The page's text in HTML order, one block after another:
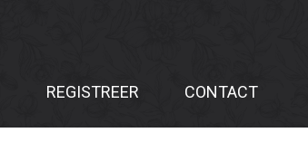
REGISTREER CONTACT